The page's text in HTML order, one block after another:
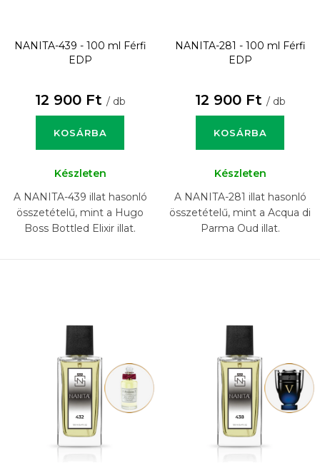
NANITA-439 - 100 ml Férfi
EDP
12 900 Ft / db
KOSÁRBA
Készleten
A NANITA-439 illat hasonló
összetételű, mint a Hugo
Boss Bottled Elixir illat.
NANITA-281 - 100 ml Férfi
EDP
12 900 Ft / db
KOSÁRBA
Készleten
A NANITA-281 illat hasonló
összetételű, mint a Acqua di
Parma Oud illat.